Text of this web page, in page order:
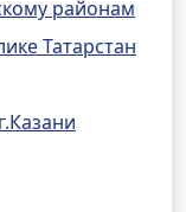
районам
Татарстан